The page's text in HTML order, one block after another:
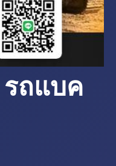
ถแบค